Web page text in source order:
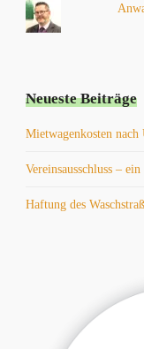
Neueste Beiträge
Mietwagenkosten
Vereinsausschluss –
Haftung des